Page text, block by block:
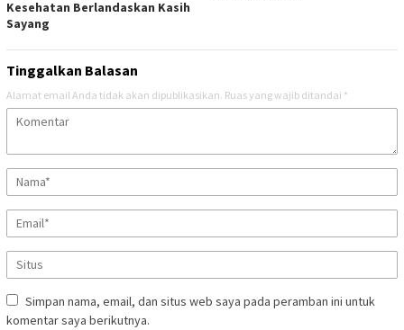
Kesehatan Berlandaskan Kasih
Sayang
Tinggalkan Balasan
Alamat email Anda tidak akan dipublikasikan. Ruas yang wajib ditandai *
Simpan nama, email, dan situs web saya pada peramban ini untuk
komentar saya berikutnya.